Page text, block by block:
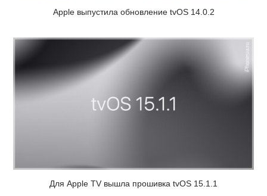
Apple выпустила обновление tvOS 14.0.2
Для Apple TV вышла прошивка tvOS 15.1.1